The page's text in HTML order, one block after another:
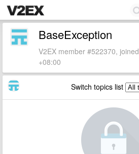
BaseException
V2EX member #522370,
+08:00
Switch topics list